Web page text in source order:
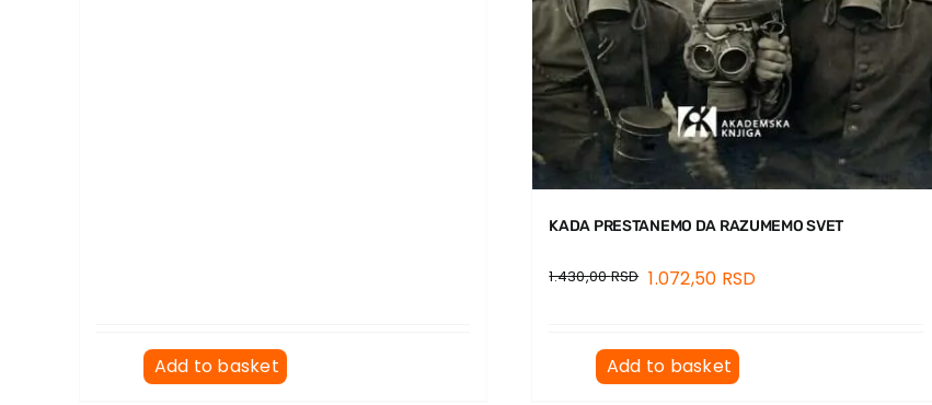
Add to basket
KADA PRESTANEMO DA RAZUMEMO SVET
1.430,00RSD 1.072,50 RSD
Add to basket